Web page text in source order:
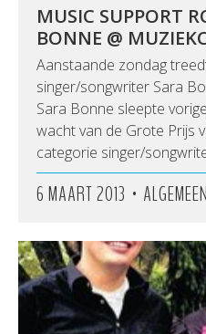
MUSIC SUPPORT
BONNE @
Aanstaande zondag
singer/songwriter Sara
Sara Bonne sleepte
wacht van de Grote Prijs
categorie singer/
6 MAART 2013 • ALGEMEEN